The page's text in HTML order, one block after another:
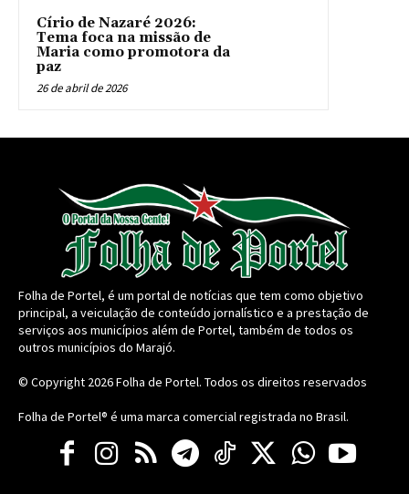
Círio de Nazaré 2026:
Tema foca na missão de
Maria como promotora da
paz
26 de abril de 2026
Folha de Portel, é um portal de notícias que tem como objetivo
principal, a veiculação de conteúdo jornalístico e a prestação de
serviços aos municípios além de Portel, também de todos os
outros municípios do Marajó.
© Copyright 2026Folha de Portel. Todos os direitos reservados
Folha de Portel® é uma marca comercial registrada no Brasil.